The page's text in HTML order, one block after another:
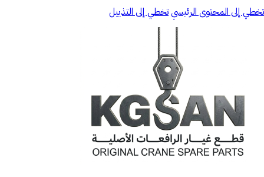
تخطي إلى المحتوى الرئيسيتخطي إلى التذييل